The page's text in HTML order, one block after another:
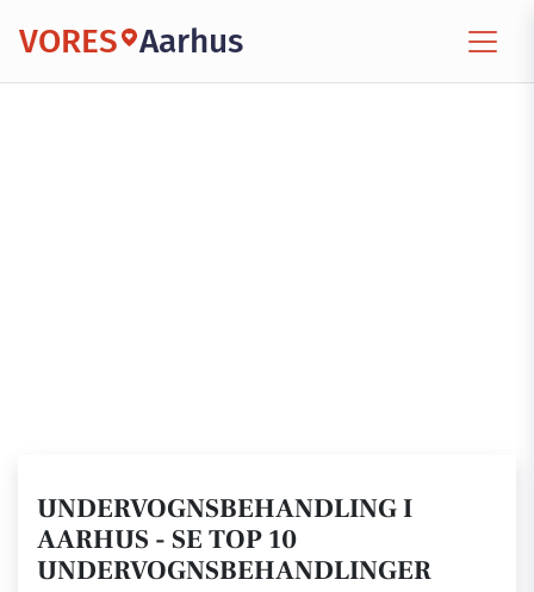
VORES Aarhus
UNDERVOGNSBEHANDLING I
AARHUS - SE TOP 10
UNDERVOGNSBEHANDLINGER